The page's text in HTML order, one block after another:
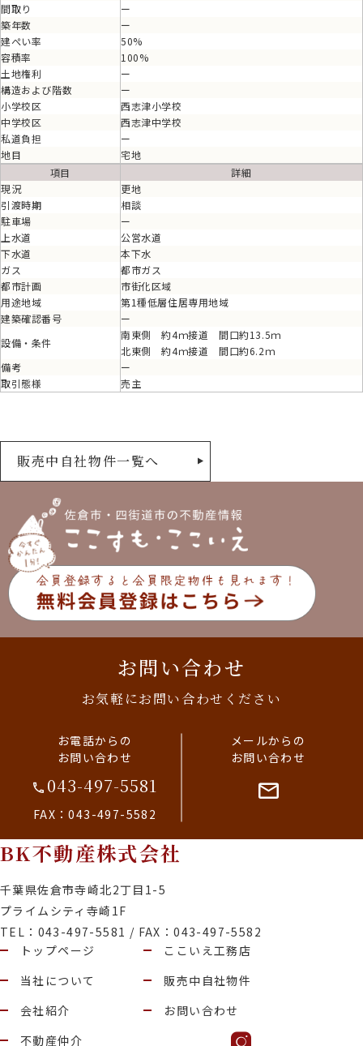
間取り
ー
築年数
ー
建ぺい率
50%
容積率
100%
土地権利
ー
構造および階数
ー
小学校区
西志津小学校
中学校区
西志津中学校
私道負担
ー
地目
宅地
項目
詳細
現況
更地
引渡時期
相談
駐車場
ー
上水道
公営水道
下水道
本下水
ガス
都市ガス
都市計画
市街化区域
用途地域
第1種低層住居専用地域
建築確認番号
ー
設備・条件
南東側 約4ｍ接道 間口約13.5ｍ
北東側 約4ｍ接道 間口約6.2ｍ
備考
ー
取引態様
売主
販売中自社物件一覧へ
お問い合わせ
お気軽にお問い合わせください
お電話からの
お問い合わせ
043-497-5581
FAX：043-497-5582
メールからの
お問い合わせ
BK不動産株式会社
千葉県佐倉市寺崎北2丁目1-5
プライムシティ寺崎1F
TEL：043-497-5581 / FAX：043-497-5582
トップページ
当社について
会社紹介
不動産仲介
ここいえ工務店
販売中自社物件
お問い合わせ